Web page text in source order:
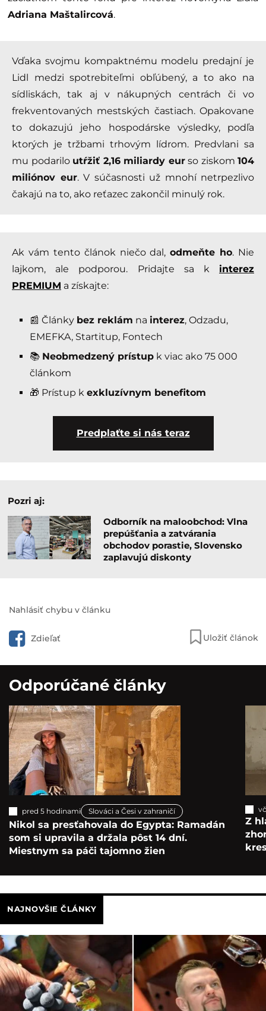
Adriana Maštalircová.
Vďaka svojmu kompaktnému modelu predajní je
Lidl medzi spotrebiteľmi obľúbený, a to ako na
sídliskách, tak aj v nákupných centrách či vo
frekventovaných mestských častiach. Opakovane
to dokazujú jeho hospodárske výsledky, podľa
ktorých je tržbami trhovým lídrom. Predvlani sa
mu podarilo utŕžiť 2,16 miliardy eurso ziskom 104
miliónov eur. V súčasnosti už mnohí netrpezlivo
čakajú na to, ako reťazec zakončil minulý rok.
Ak vám tento článok niečo dal,odmeňte ho. Nie
lajkom, ale podporou. Pridajte sa k interez
PREMIUM a získajte:
📰 Články bez reklám na interez, Odzadu,
EMEFKA, Startitup, Fontech
📚 Neobmedzený prístup k viac ako 75 000
článkom
🎁 Prístup k exkluzívnym benefitom
Predplaťte si nás teraz
Pozri aj:
Odborník na maloobchod: Vlna
prepúšťania a zatvárania
obchodov porastie, Slovensko
zaplavujú diskonty
Nahlásiť chybu v článku
Zdieľať Uložiť článok
Odporúčané články
pred 5 hodinami Slováci a Česi v zahraničí
Nikol sa presťahovala do Egypta: Ramadán
som si upravila a držala pôst 14 dní.
Miestnym sa páči tajomno žien
Z
NAJNOVŠIE ČLÁNKY